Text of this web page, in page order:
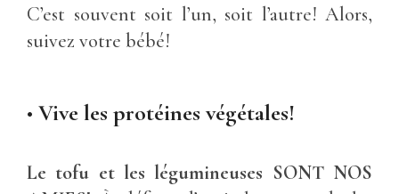
C’est souvent soit l’un, soit l’autre! Alors,
suivez votre bébé!
• Vive les protéines végétales!
Le tofu et les légumineuses SONT NOS